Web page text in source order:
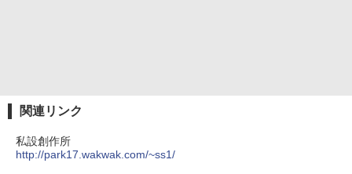
関連リンク
私設創作所
http://park17.wakwak.com/~ss1/